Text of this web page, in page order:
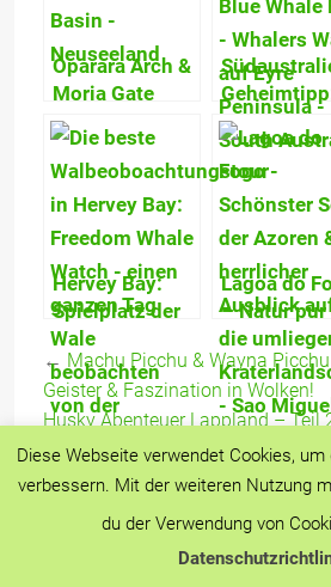
hautnah
erleben!
schöne
Oparara Arch &
Moria Gate
Arch – Größter
natürlicher
Felsbogen &
außerirdische
Farbintensität!
Whalers
Furiose
Klippen,
Antarktis
Felsen & 1.
Wildlife
Sanctuary
Hervey Bay:
Spielplatz der
Buckelwale –
Wale aus
nächster Nähe
erleben!
Lagoa do
– Natur pur
schönsten
Kratersee
Azoren
← Machu Picchu & Wayna
Geister & Faszination in Wolken!
Husky Abenteuer Lappland – Teil
Tour mit Expeditionscharakter →
Abenteuer & Trekking
Schweden,Slideshow,
Diese Webseite verwendet Cookies,
verbessern. Mit der weiteren Nutzung
du der Verwendung von